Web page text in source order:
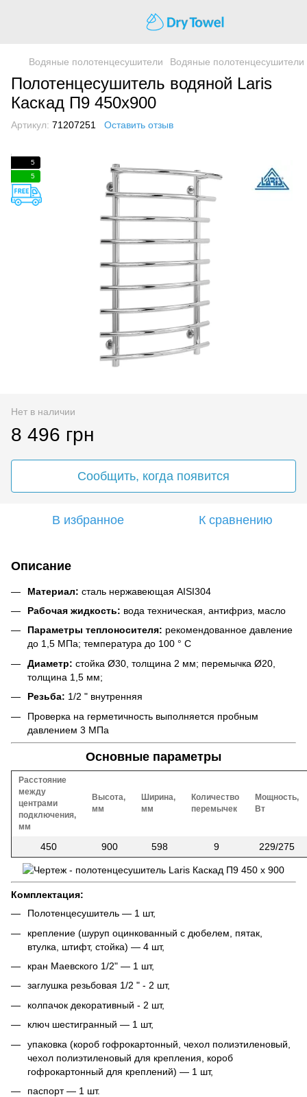
Водяные полотенцесушители Водяные полотенцесушители
Полотенцесушитель водяной Laris
Каскад П9 450х900
Артикул: 71207251 Оставить отзыв
5
5
Нет в наличии
8 496 грн
Сообщить, когда появится
В избранное К сравнению
Описание
Материал: сталь нержавеющая AISI304
Рабочая жидкость: вода техническая, антифриз, масло
Параметры теплоносителя: рекомендованное давление
до 1,5 МПа; температура до 100 ° С
Диаметр: стойка Ø30, толщина 2 мм; перемычка Ø20,
толщина 1,5 мм;
Резьба: 1/2 " внутренняя
Проверка на герметичность выполняется пробным
давлением 3 МПа
Основные параметры
Расстояние
между
центрами
подключения,
мм
Высота,
мм
Ширина,
мм
Количество
перемычек
Мощность,
Вт
450 900 598 9 229/275
Комплектация:
Полотенцесушитель — 1 шт,
крепление (шуруп оцинкованный с дюбелем, пятак,
втулка, штифт, стойка) — 4 шт,
кран Маевского 1/2" — 1 шт,
заглушка резьбовая 1/2 " - 2 шт,
колпачок декоративный - 2 шт,
ключ шестигранный — 1 шт,
упаковка (короб гофрокартонный, чехол полиэтиленовый,
чехол полиэтиленовый для крепления, короб
гофрокартонный для креплений) — 1 шт,
паспорт — 1 шт.